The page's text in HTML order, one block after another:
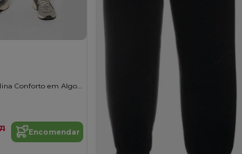
Bermuda Masculina Conforto em Algodão
Encomendar